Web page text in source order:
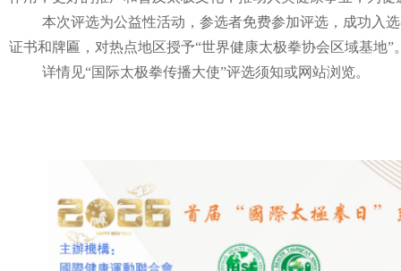
本次评选为公益性活动，参选者免费参加评选，成功入
证书和牌匾，对热点地区授予“世界健康太极拳协会区域基地”
详情见“国际太极拳传播大使”评选须知或网站浏览。